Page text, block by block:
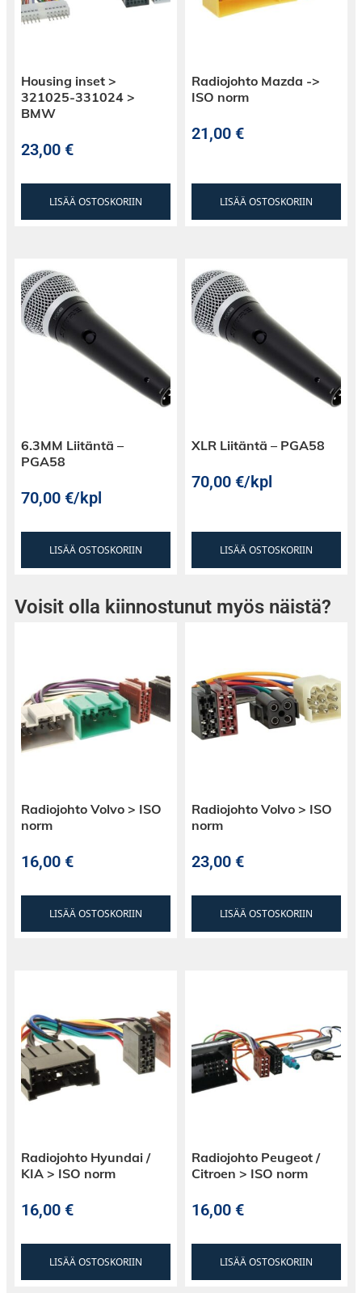
Housing inset >
321025-331024 >
BMW
23,00€
LISÄÄ OSTOSKORIIN
Radiojohto Mazda ->
ISO norm
21,00€
LISÄÄ OSTOSKORIIN
6.3MM Liitäntä –
PGA58
70,00€/kpl
LISÄÄ OSTOSKORIIN
XLR Liitäntä – PGA58
70,00€/kpl
LISÄÄ OSTOSKORIIN
Voisit olla kiinnostunut myös näistä?
Radiojohto Volvo > ISO
norm
16,00€
LISÄÄ OSTOSKORIIN
Radiojohto Volvo > ISO
norm
23,00€
LISÄÄ OSTOSKORIIN
Radiojohto Hyundai /
KIA > ISO norm
16,00€
LISÄÄ OSTOSKORIIN
Radiojohto Peugeot /
Citroen > ISO norm
16,00€
LISÄÄ OSTOSKORIIN